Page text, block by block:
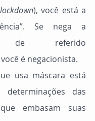
lockdown), você está a
Se nega a
de referido
é negacionista.
determinações das
embasam suas